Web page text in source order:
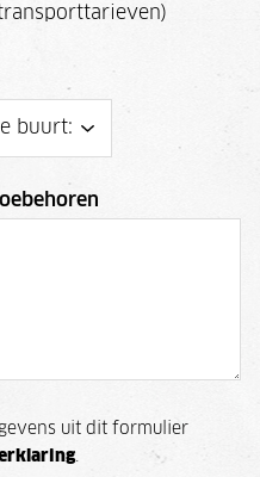
uit dit formulier
.